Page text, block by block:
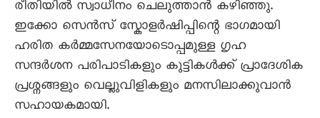
രീതിയിൽ സ്വാധീനം ചെലുത്താൻ കഴിഞ്ഞു.
ഇക്കോ സെൻസ് സ്കോളർഷിപ്പിന്റെ ഭാഗമായി
ഹരിത കർമ്മസേനയോടൊപ്പമുള്ള ഗൃഹ
സന്ദർശന പരിപാടികളും കുട്ടികൾക്ക് പ്രാദേശിക
പ്രശ്നങ്ങളും വെല്ലുവിളികളും മനസിലാക്കുവാൻ
സഹായകമായി.